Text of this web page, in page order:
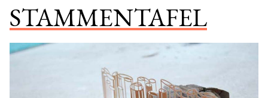
STAMMENTAFEL